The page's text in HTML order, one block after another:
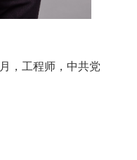
月，工程师，中共党